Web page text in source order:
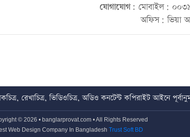
যোগাযোগ: মোবাইল:
অফিস: ভিয়া
রেখাচিত্র, ভিডিওচিত্র, অডিও কনটেন্ট কপিরাইট আইনে
© 2026 • banglarprovat.com • All Rights Reserved
Web Design Company In Bangladesh Trust Soft BD